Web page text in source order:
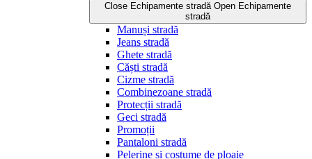
Close Echipamente stradă Open Echipamente
stradă
Manuși stradă
Jeans stradă
Ghete stradă
Căști stradă
Cizme stradă
Combinezoane stradă
Protecții stradă
Geci stradă
Promoții
Pantaloni stradă
Pelerine și costume de ploaie